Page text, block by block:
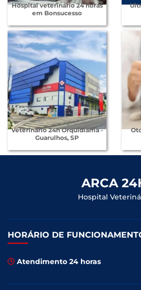
Hospital veterinário 24 horas
em Bonsucesso
Veterinário 24h Orquidiama -
Guarulhos, SP
ARCA
Hospital
HORÁRIO DE
Atendimento 24 horas